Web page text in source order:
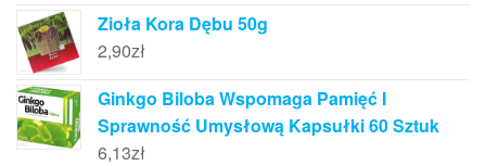
Zioła Kora Dębu 50g
2,90zł
Ginkgo Biloba Wspomaga Pamięć I
Sprawność Umysłową Kapsułki 60 Sztuk
6,13zł